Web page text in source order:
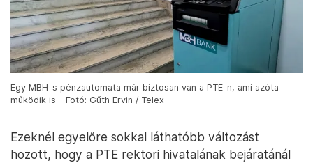
Egy MBH-s pénzautomata már biztosan van a PTE-n, ami azóta
működik is – Fotó: Gűth Ervin / Telex
Ezeknél egyelőre sokkal láthatóbb változást
hozott, hogy a PTE rektori hivatalának bejáratánál